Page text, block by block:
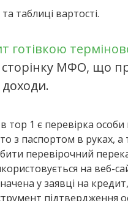
таблиці вартості.
готівкою
сторінку МФО, що
доходи.
1 є перевірка
з паспортом в руках, а
перевірочний
на веб-
у заявці на
підтвердження